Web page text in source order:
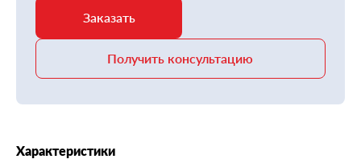
Заказать
Получить консультацию
Характеристики